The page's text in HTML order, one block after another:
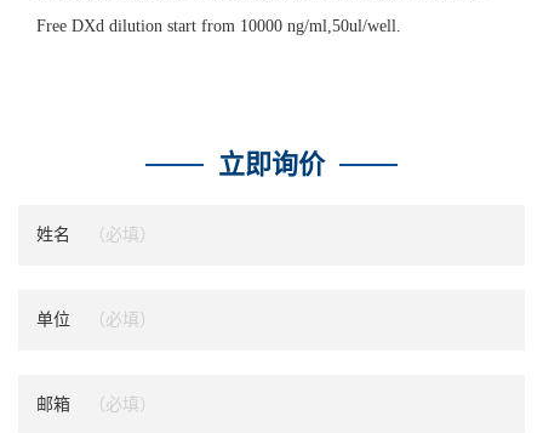
Free DXd dilution start from 10000 ng/ml,50ul/well.
立即询价
姓名
单位
邮箱